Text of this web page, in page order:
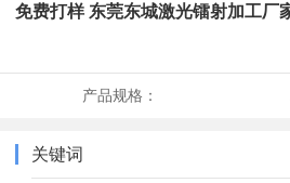
免费打样 东莞东城激光镭射加工厂
产品规格：
关键词